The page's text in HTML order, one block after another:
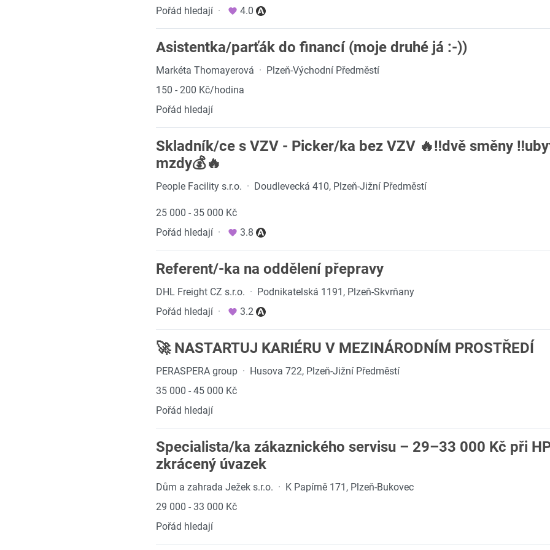
Pořád hledají · 4.0
Asistentka/parťák do financí (moje druhé já :-))
Markéta Thomayerová · Plzeň-Východní Předměstí
150 - 200 Kč/hodina
Pořád hledají
Skladník/ce s VZV - Picker/ka bez VZV 🔥‼️dvě směny
mzdy💰🔥
People Facility s.r.o. · Doudlevecká 410, Plzeň-Jižní Předměstí
25 000 - 35 000 Kč
Pořád hledají · 3.8
Referent/-ka na oddělení přepravy
DHL Freight CZ s.r.o. · Podnikatelská 1191, Plzeň-Skvrňany
Pořád hledají · 3.2
🚀 NASTARTUJ KARIÉRU V MEZINÁRODNÍM PROSTŘEDÍ
PERASPERA group · Husova 722, Plzeň-Jižní Předměstí
35 000 - 45 000 Kč
Pořád hledají
Specialista/ka zákaznického servisu – 29–33 000 Kč při
zkrácený úvazek
Dům a zahrada Ježek s.r.o. · K Papírně 171, Plzeň-Bukovec
29 000 - 33 000 Kč
Pořád hledají